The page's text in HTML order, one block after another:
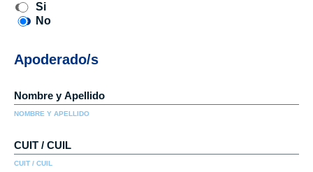
Si
No
Apoderado/s
NOMBRE Y APELLIDO
CUIT / CUIL